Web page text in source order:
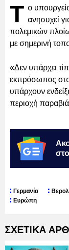
Τ ο
ανησυχεί
πολεμικών
με σημερινή
«Δεν υπάρχει
εκπρόσωπος στο
υπάρχουν
περιοχή
Γερμανία
Ευρώπη
ΣΧΕΤΙΚΑ